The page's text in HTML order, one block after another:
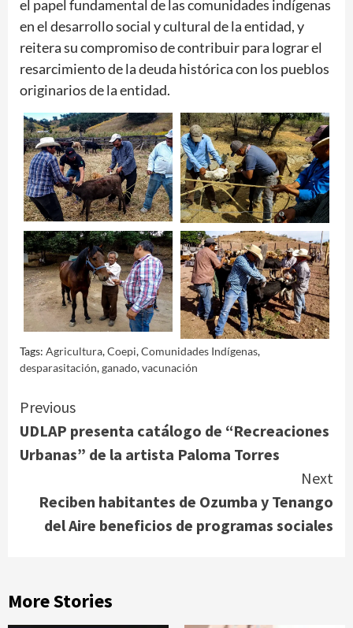
el papel fundamental de las comunidades indígenas
en el desarrollo social y cultural de la entidad, y
reitera su compromiso de contribuir para lograr el
resarcimiento de la deuda histórica con los pueblos
originarios de la entidad.
Tags: Agricultura,Coepi,Comunidades Indígenas,
desparasitación,ganado,vacunación
Continue
Reading
Previous
UDLAP presenta catálogo de “Recreaciones
Urbanas” de la artista Paloma Torres
Next
Reciben habitantes de Ozumba y Tenango
del Aire beneficios de programas sociales
More Stories